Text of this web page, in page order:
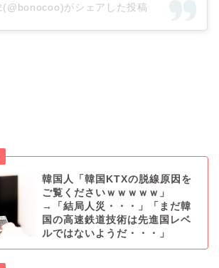
(@bonocoo)がシェアした投稿
韓国人「韓国KTXの脱線原因を
ご覧くださいｗｗｗｗｗ」
→「結局人災・・・」「まだ韓
国の高速鉄道技術は先進国レベ
ルではないようだ・・・」